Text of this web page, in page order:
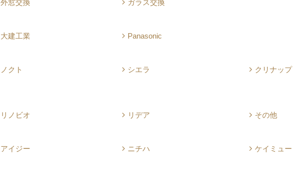
外窓交換 ガラス交換
大建工業 Panasonic
ノクト シエラ
クリナップ
リノビオ リデア その他
アイジー ニチハ ケイミュー